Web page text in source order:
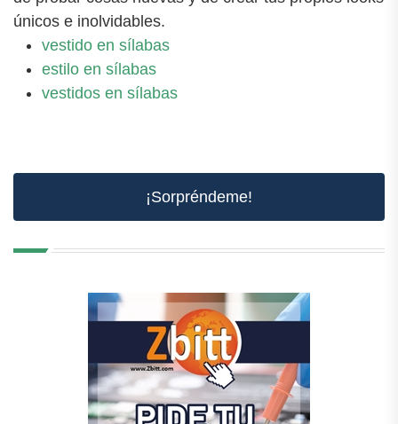
únicos e inolvidables.
vestido en sílabas
estilo en sílabas
vestidos en sílabas
¡Sorpréndeme!